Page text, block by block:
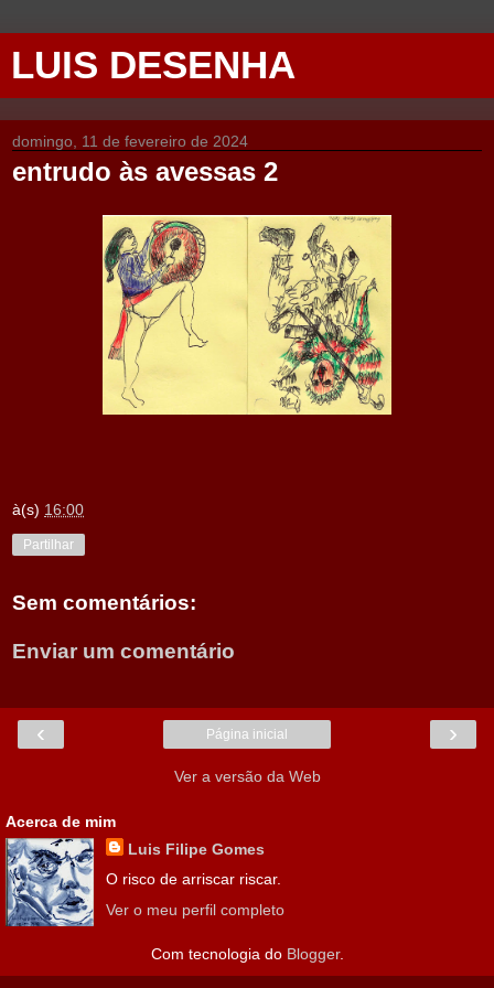
LUIS DESENHA
domingo, 11 de fevereiro de 2024
entrudo às avessas 2
à(s) 16:00
Partilhar
Sem comentários:
Enviar um comentário
‹ ›
Página inicial
Ver a versão da Web
Acerca de mim
Luis Filipe Gomes
O risco de arriscar riscar.
Ver o meu perfil completo
Com tecnologia do Blogger.